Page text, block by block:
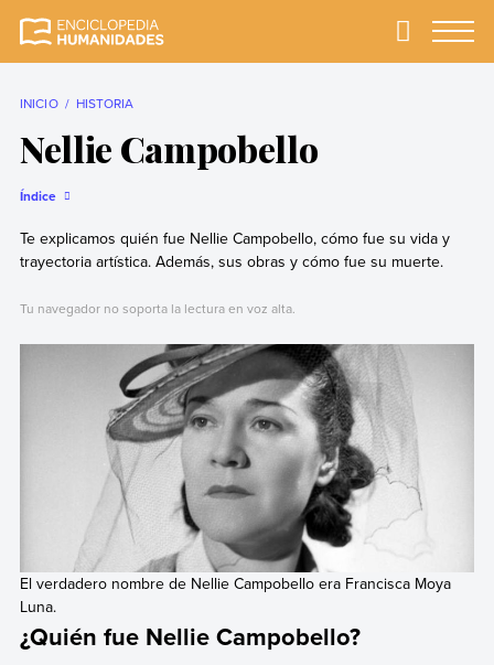
completa y más
Primary
INICIO HISTORIA
Nellie Campobello
Índice
Te explicamos quién fue Nellie Campobello, cómo fue su vida y
trayectoria artística. Además, sus obras y cómo fue su muerte.
Tu navegador no soporta la lectura en voz alta.
El verdadero nombre de Nellie Campobello era Francisca Moya
Luna.
¿Quién fue Nellie Campobello?